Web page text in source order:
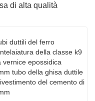
di alta qualità